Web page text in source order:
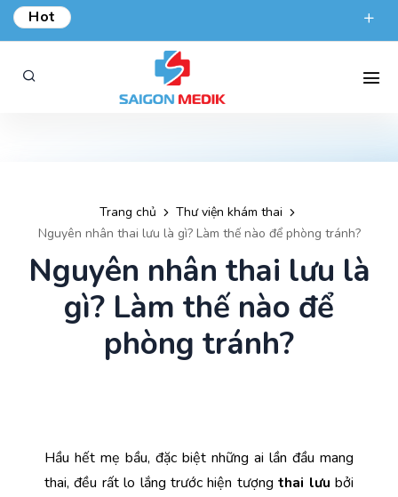
Hot
ƯU ĐÃI KHÁM TỔNG QUÁT TẠI SÀI GÒN MEDIK.
phongkham@saigonmedik.com 19005175
Trang chủ
Thư viện khám thai
Nguyên nhân thai lưu là gì? Làm thế nào để phòng tránh?
Nguyên nhân thai lưu là
gì? Làm thế nào để
phòng tránh?
Hầu hết mẹ bầu, đặc biệt những ai lần đầu mang
thai, đều rất lo lắng trước hiện tượng thai lưu bởi